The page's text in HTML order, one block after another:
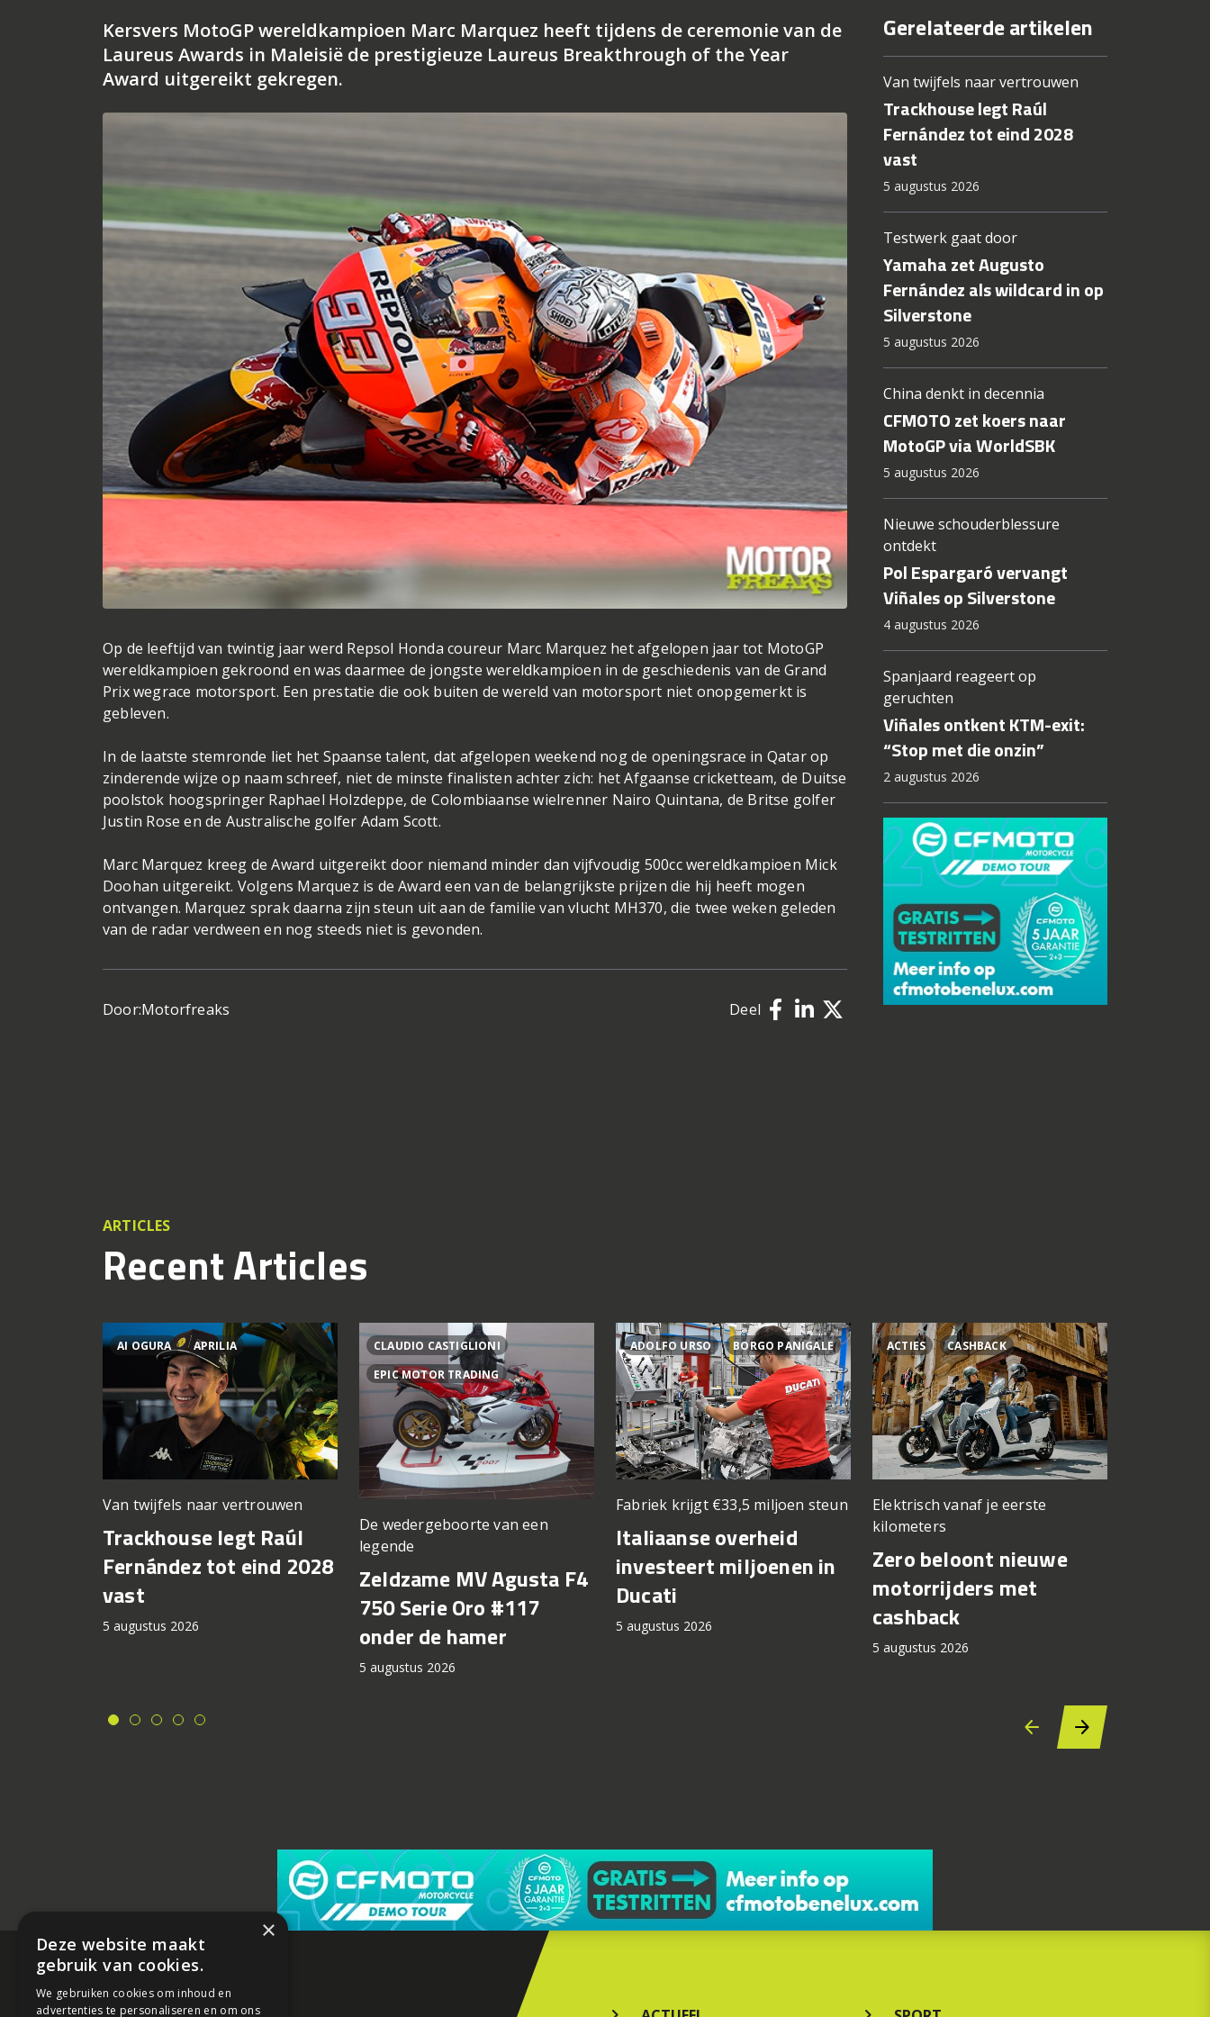
Kersvers MotoGP wereldkampioen Marc Marquez heeft tijdens de ceremonie van de
Laureus Awards in Maleisië de prestigieuze Laureus Breakthrough of the Year
Award uitgereikt gekregen.
Op de leeftijd van twintig jaar werd Repsol Honda coureur Marc Marquez het afgelopen jaar tot MotoGP
wereldkampioen gekroond en was daarmee de jongste wereldkampioen in de geschiedenis van de Grand
Prix wegrace motorsport. Een prestatie die ook buiten de wereld van motorsport niet onopgemerkt is
gebleven.
In de laatste stemronde liet het Spaanse talent, dat afgelopen weekend nog de openingsrace in Qatar op
zinderende wijze op naam schreef, niet de minste finalisten achter zich: het Afgaanse cricketteam, de Duitse
poolstok hoogspringer Raphael Holzdeppe, de Colombiaanse wielrenner Nairo Quintana, de Britse golfer
Justin Rose en de Australische golfer Adam Scott.
Marc Marquez kreeg de Award uitgereikt door niemand minder dan vijfvoudig 500cc wereldkampioen Mick
Doohan uitgereikt. Volgens Marquez is de Award een van de belangrijkste prijzen die hij heeft mogen
ontvangen. Marquez sprak daarna zijn steun uit aan de familie van vlucht MH370, die twee weken geleden
van de radar verdween en nog steeds niet is gevonden.
Door:Motorfreaks Deel
Gerelateerde artikelen
Van twijfels naar vertrouwen
Trackhouse legt Raúl
Fernández tot eind 2028
vast
5 augustus 2026
Testwerk gaat door
Yamaha zet Augusto
Fernández als wildcard in op
Silverstone
5 augustus 2026
China denkt in decennia
CFMOTO zet koers naar
MotoGP via WorldSBK
5 augustus 2026
Nieuwe schouderblessure
ontdekt
Pol Espargaró vervangt
Viñales op Silverstone
4 augustus 2026
Spanjaard reageert op
geruchten
Viñales ontkent KTM-exit:
“Stop met die onzin”
2 augustus 2026
ARTICLES
Recent Articles
AI OGURA APRILIA
Van twijfels naar vertrouwen
Trackhouse legt Raúl
Fernández tot eind 2028
vast
5 augustus 2026
CLAUDIO CASTIGLIONI
EPIC MOTOR TRADING
De wedergeboorte van een
legende
Zeldzame MV Agusta F4
750 Serie Oro #117
onder de hamer
5 augustus 2026
ADOLFO URSO BORGO PANIGALE
Fabriek krijgt €33,5 miljoen steun
Italiaanse overheid
investeert miljoenen in
Ducati
5 augustus 2026
ACTIES CASHBACK
Elektrisch vanaf je eerste
kilometers
Zero beloont nieuwe
motorrijders met
cashback
5 augustus 2026
×
Deze website maakt
gebruik van cookies.
We gebruiken cookies om inhoud en
advertenties te personaliseren en om ons